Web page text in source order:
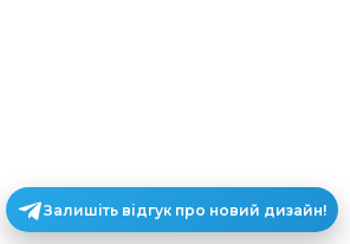
Залишіть відгук про новий дизайн!